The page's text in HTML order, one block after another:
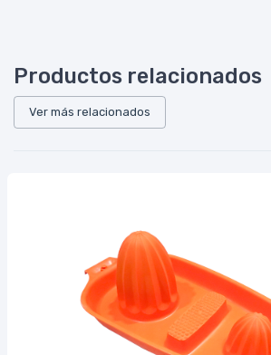
Productos relacionados
Ver más relacionados